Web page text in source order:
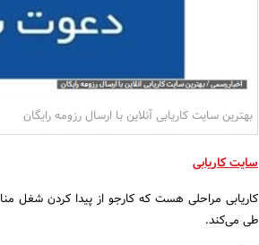
بهترین سایت کاریابی آنلاین با ارسال رزومه رایگان
سایت کاریابی
کاریابی مراحلی هست که کارجو از پیدا کردن شغل
طی می‌کند.